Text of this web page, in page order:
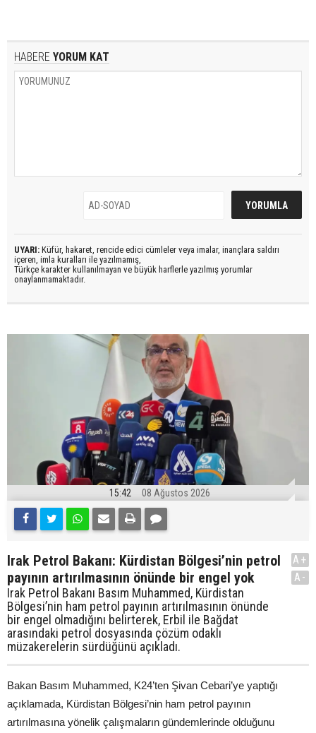
HABERE YORUM KAT
UYARI: Küfür, hakaret, rencide edici cümleler veya imalar, inançlara saldırı
içeren, imla kuralları ile yazılmamış,
Türkçe karakter kullanılmayan ve büyük harflerle yazılmış yorumlar
onaylanmamaktadır.
15:42 08 Ağustos 2026
Irak Petrol Bakanı: Kürdistan Bölgesi’nin petrol
payının artırılmasının önünde bir engel yok
Irak Petrol Bakanı Basım Muhammed, Kürdistan
Bölgesi’nin ham petrol payının artırılmasının önünde
bir engel olmadığını belirterek, Erbil ile Bağdat
arasındaki petrol dosyasında çözüm odaklı
müzakerelerin sürdüğünü açıkladı.
A+
A-
Bakan Basım Muhammed, K24’ten Şivan Cebari’ye yaptığı
açıklamada, Kürdistan Bölgesi’nin ham petrol payının
artırılmasına yönelik çalışmaların gündemlerinde olduğunu